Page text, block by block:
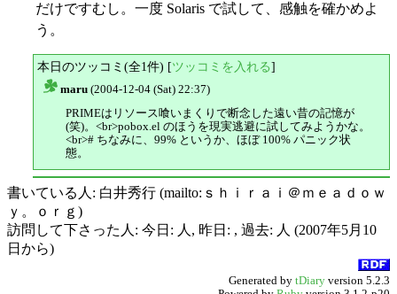
だけですむし。一度 Solaris で試して、感触を確かめよ
う。
本日のツッコミ(全1件) [ツッコミを入れる]
maru (2004-12-04 (Sat) 22:37)
PRIMEはリソース喰いまくりで断念した遠い昔の記憶が
(笑)。<br>pobox.el のほうを現実逃避に試してみようかな。
<br># ちなみに、99% というか、ほぼ 100% パニック状
態。
書いている人: 白井秀行 (mailto:ｓｈｉｒａｉ＠ｍｅａｄｏｗ
ｙ。ｏｒｇ)
訪問して下さった人: 今日: 人, 昨日: , 過去: 人 (2007年5月10
日から)
Generated by tDiary version 5.2.3